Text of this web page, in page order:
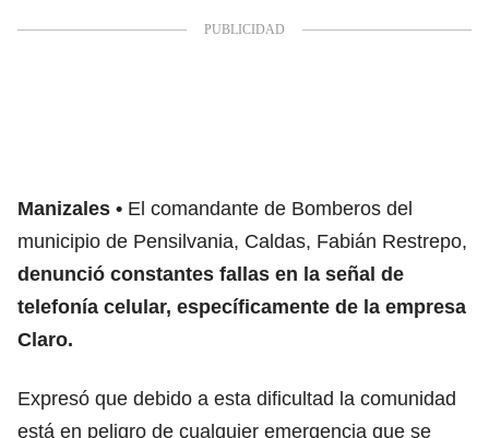
Manizales
El comandante de Bomberos del
municipio de Pensilvania, Caldas, Fabián Restrepo,
denunció constantes fallas en la señal de
telefonía celular, específicamente de la empresa
Claro.
Expresó que debido a esta dificultad la comunidad
está en peligro de cualquier emergencia que se